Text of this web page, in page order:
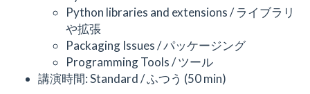
Python libraries and extensions / ライブラリ
や拡張
Packaging Issues / パッケージング
Programming Tools / ツール
講演時間: Standard / ふつう (50 min)